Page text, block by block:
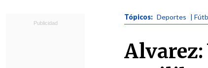
Tópicos: Deportes |
Alvarez: